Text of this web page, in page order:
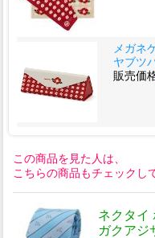
メガネ
ヤブツ
販売価
この商品を見た人は、
こちらの商品もチェックし
ネクタイ
ガクアジ